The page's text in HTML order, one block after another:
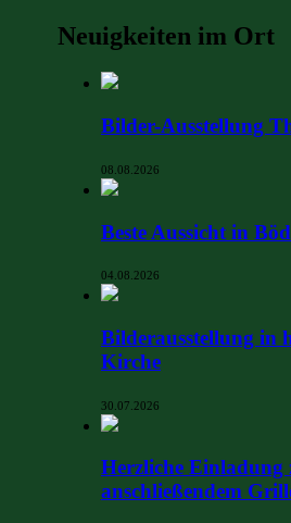
Neuigkeiten im Ort
Bilder-Ausstellung
08.08.2026
Beste Aussicht in
04.08.2026
Bilderausstellung in
Kirche
30.07.2026
Herzliche Einladung
anschließendem